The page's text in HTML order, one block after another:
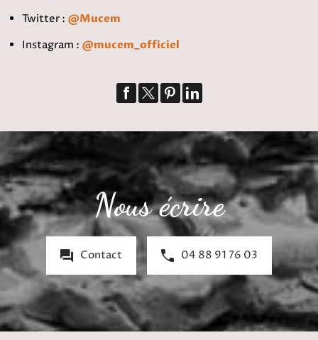
Twitter : @Mucem
Instagram : @mucem_officiel
Nous écrire
Contact 04 88 91 76 03